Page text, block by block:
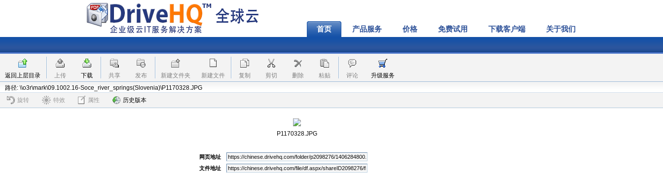
首页 产品服务 价格 免费试用 下载客户端 关于我们
返回上层目录 上传 下载 共享 发布 新建文件夹 新建文件 复制 剪切 删除 粘贴 评论
升级服务
路径: \\o3r\mark\09.1002.16-Soce_river_springs(Slovenia)\P1170328.JPG
旋转
特效 属性 历史版本
P1170328.JPG
网页地址
文件地址